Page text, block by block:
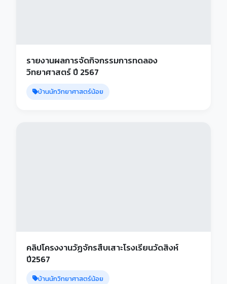
รายงานผลการจัดกิจกรรมการทดลอง
วิทยาศาสตร์ ปี 2567
บ้านนักวิทยาศาสตร์น้อย
คลิปโครงงานวัฏจักรสืบเสาะโรงเรียนวัดสิงห์
ปี2567
บ้านนักวิทยาศาสตร์น้อย